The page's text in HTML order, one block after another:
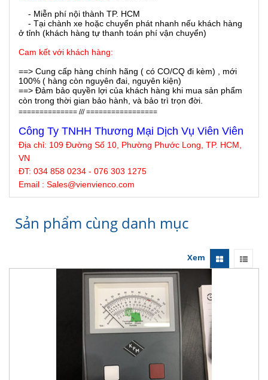
- Miễn phí nội thành TP. HCM
- Tại chành xe hoặc chuyển phát nhanh nếu khách hàng
ở tỉnh (khách hàng tự thanh toán phí vận chuyển)
Cam kết với khách hàng:
==> Cung cấp hàng chính hãng ( có CO/CQ đi kèm) , mới
100% ( hàng còn nguyên đai, nguyên kiện)
==> Đảm bảo quyền lợi của khách hàng khi mua sản phẩm
còn trong thời gian bảo hành, và bảo trì trọn đời.
============== /// =================
Công Ty TNHH Thương Mại Dịch Vụ Viên Viên
Địa chỉ: 109 Đường Số 10, Phường Phước Long, TP. HCM,
VN
ĐT: 034 858 0234 - 076 303 1275
Email : Sales@vienvienco .com
Sản phẩm cùng danh mục
Xem